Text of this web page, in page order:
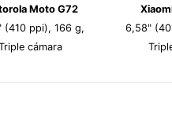
Moto G72
(410 ppi), 166 g,
cámara
6,58"